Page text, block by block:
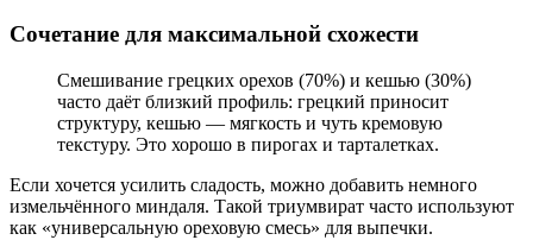
Сочетание для максимальной схожести
Смешивание грецких орехов (70%) и кешью (30%)
часто даёт близкий профиль: грецкий приносит
структуру, кешью — мягкость и чуть кремовую
текстуру. Это хорошо в пирогах и тарталетках.
Если хочется усилить сладость, можно добавить немного
измельчённого миндаля. Такой триумвират часто используют
как «универсальную ореховую смесь» для выпечки.